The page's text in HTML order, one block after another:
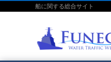
船に関する総合サイト